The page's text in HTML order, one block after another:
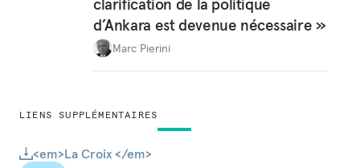
LIENS SUPPLÉMENTAIRES
<em>La Croix </em>
clarification de la politique
d’Ankara est devenue nécessaire »
Marc Pierini